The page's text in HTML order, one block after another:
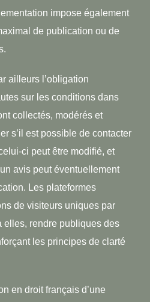
impose également
de publication ou de
ailleurs l’obligation
sur les conditions dans
collectés, modérés et
s’il est possible de contacter
ci peut être modifié, et
avis peut éventuellement
Les plateformes
de visiteurs uniques par
elles, rendre publiques des
les principes de clarté
en droit français d’une